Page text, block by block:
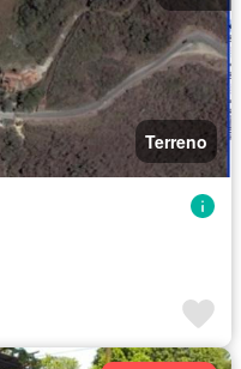
Terreno